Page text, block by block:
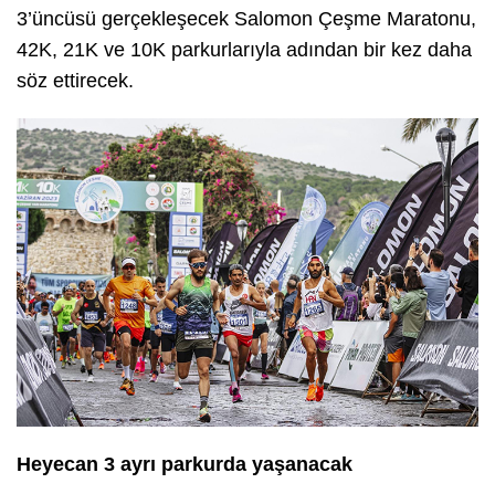
3’üncüsü gerçekleşecek Salomon Çeşme Maratonu,
42K, 21K ve 10K parkurlarıyla adından bir kez daha
söz ettirecek.
Heyecan 3 ayrı parkurda yaşanacak